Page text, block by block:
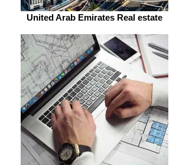
United Arab Emirates Real estate